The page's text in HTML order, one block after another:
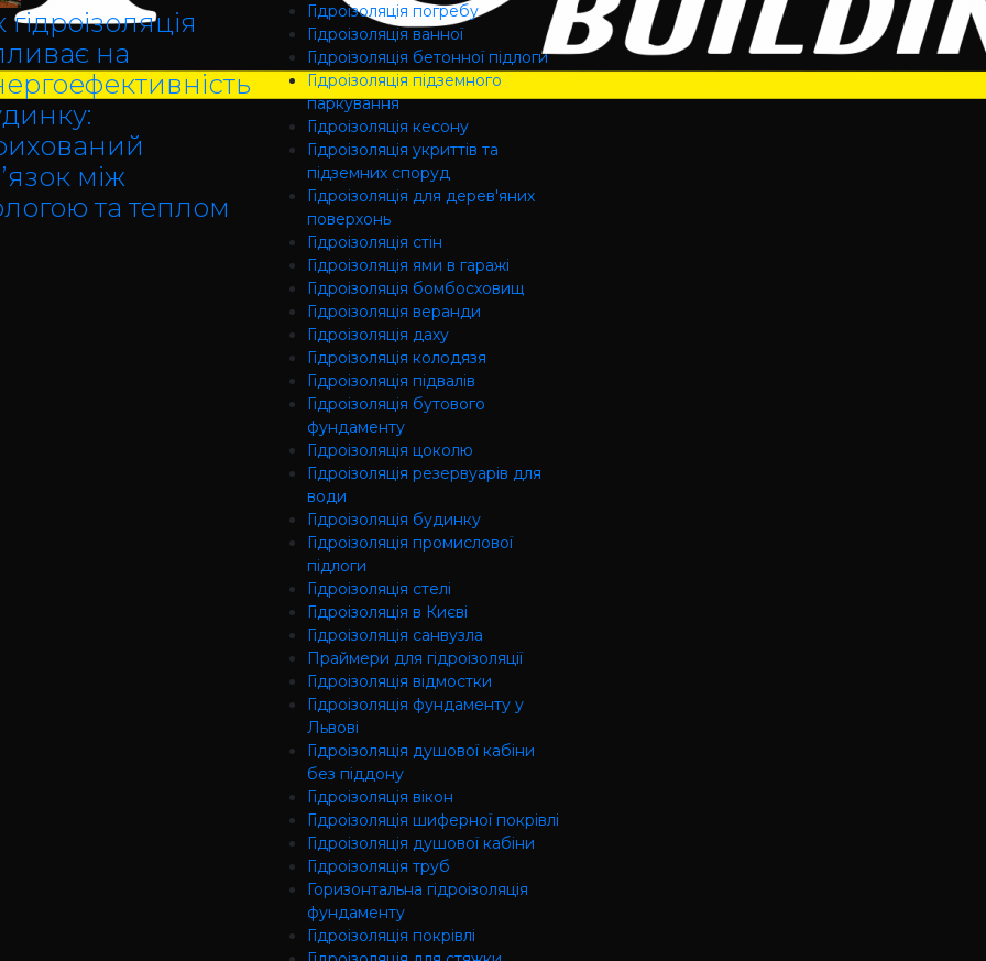
гідроізоляція
на
між
та теплом
Гідроізоляція погребу
Гідроізоляція ванної
Гідроізоляція бетонної підлоги
Гідроізоляція підземного
паркування
Гідроізоляція кесону
Гідроізоляція укриттів та
підземних споруд
Гідроізоляція для дерев'яних
поверхонь
Гідроізоляція стін
Гідроізоляція ями в гаражі
Гідроізоляція бомбосховищ
Гідроізоляція веранди
Гідроізоляція даху
Гідроізоляція колодязя
Гідроізоляція підвалів
Гідроізоляція бутового
фундаменту
Гідроізоляція цоколю
Гідроізоляція резервуарів для
води
Гідроізоляція будинку
Гідроізоляція промислової
підлоги
Гідроізоляція cтелі
Гідроізоляція в Києві
Гідроізоляція санвузла
Праймери для гідроізоляції
Гідроізоляція відмостки
Гідроізоляція фундаменту у
Львові
Гідроізоляція душової кабіни
без піддону
Гідроізоляція вікон
Гідроізоляція шиферної покрівлі
Гідроізоляція душової кабіни
Гідроізоляція труб
Горизонтальна гідроізоляція
фундаменту
Гідроізоляція покрівлі